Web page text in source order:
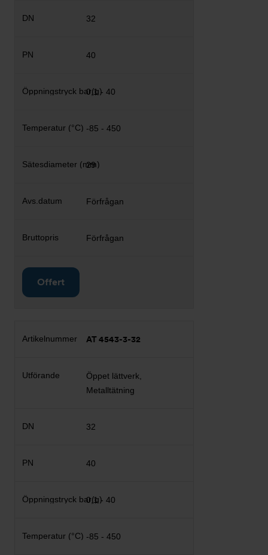
32
40
0,1 - 40
-85 - 450
29
Förfrågan
Förfrågan
Offert
AT 4543-3-32
Öppet lättverk,
Metalltätning
32
40
0,1 - 40
-85 - 450